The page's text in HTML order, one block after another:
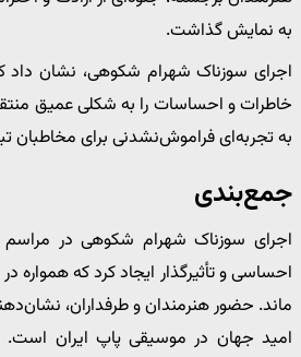
به نمایش گذاشت.
اجرای سوزناک شهرام شکوهی، نشان داد
خاطرات و احساسات را به شکلی عمیق
به تجربه‌ای فراموش‌نشدنی برای مخاطبان
جمع‌بندی
اجرای سوزناک شهرام شکوهی در
احساسی و تأثیرگذار ایجاد کرد که
ماند. حضور هنرمندان و طرفداران،
امید جهان در موسیقی پاپ ایران است.